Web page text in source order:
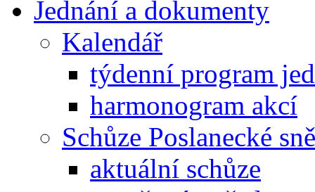
Jednání a dokumenty
Kalendář
týdenní program
harmonogram akcí
Schůze Poslanecké
aktuální schůze